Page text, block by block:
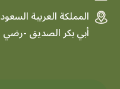
المملكة العربية
أبي بكر الصديق -رضي